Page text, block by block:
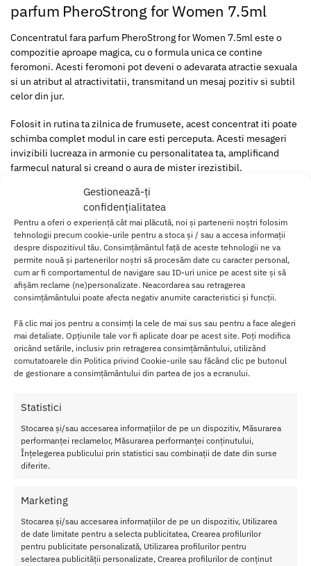
Gestionează-ți
confidențialitatea
Pentru a oferi o experiență cât mai plăcută, noi și partenerii noștri folosim
tehnologii precum cookie-urile pentru a stoca și / sau a accesa informații
despre dispozitivul tău. Consimțământul față de aceste tehnologii ne va
permite nouă și partenerilor noștri să procesăm date cu caracter personal,
cum ar fi comportamentul de navigare sau ID-uri unice pe acest site și să
afișăm reclame (ne)personalizate. Neacordarea sau retragerea
consimțământului poate afecta negativ anumite caracteristici și funcții.
Fă clic mai jos pentru a consimți la cele de mai sus sau pentru a face alegeri
mai detaliate. Opțiunile tale vor fi aplicate doar pe acest site. Poți modifica
oricând setările, inclusiv prin retragerea consimțământului, utilizând
comutatoarele din Politica privind Cookie-urile sau făcând clic pe butonul
de gestionare a consimțământului din partea de jos a ecranului.
Statistici
Stocarea și/sau accesarea informațiilor de pe un dispozitiv, Măsurarea
performanței reclamelor, Măsurarea performanței conținutului,
Înțelegerea publicului prin statistici sau combinații de date din surse
diferite.
Marketing
Stocarea și/sau accesarea informațiilor de pe un dispozitiv, Utilizarea
de date limitate pentru a selecta publicitatea, Crearea profilurilor
pentru publicitate personalizată, Utilizarea profilurilor pentru
selectarea publicității personalizate, Crearea profilurilor de conținut
parfum PheroStrong for Women 7.5ml
Concentratul fara parfum PheroStrong for Women 7.5ml este o
compozitie aproape magica, cu o formula unica ce contine
feromoni. Acesti feromoni pot deveni o adevarata atractie sexuala
si un atribut al atractivitatii, transmitand un mesaj pozitiv si subtil
celor din jur.
Folosit in rutina ta zilnica de frumusete, acest concentrat iti poate
schimba complet modul in care esti perceputa. Acesti mesageri
invizibili lucreaza in armonie cu personalitatea ta, amplificand
farmecul natural si creand o aura de mister irezistibil.
Unul dintre marile avantaje ale acestui concentrat este ca permite
parfumului tau preferat sa capete o noua dimensiune. Se combina
perfect cu orice aroma, fara a o altera, ci dimpotriva, o
completeaza intr-un mod inedit, facand-o si mai memorabila.
Cum sa folosesti Concentrat fara parfum
PheroStrong for Women 7.5ml
Pentru a te bucura din plin de efectele Concentratului
PheroStrong, aplica o cantitate mica pe zonele de puls, cum ar fi
gatul, incheieturile mainilor sau decolteul. Datorita formulei sale
concentrate, este suficienta o cantitate infima pentru a obtine
Poti folosi concentratul singur sau, pentru a-i maximiza efectul, il
poti combina cu parfumul tau obisnuit. Aplica intai concentratul pe
piele, apoi pulverizeaza parfumul deasupra. Astfel, feromonii se
vor integra perfect in aroma existenta.
lumina directa a soarelui sau de surse de caldura, pentru a-i pastra
proprietatile intacte pentru o perioada cat mai lunga de timp.
Ambalajul sau mic si elegant este perfect pentru a-l purta in
geanta, pentru reimprospatari rapide.